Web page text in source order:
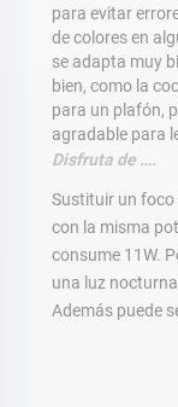
para evitar
de colores en
se adapta muy
bien, como la
para un plafón,
agradable para
Disfruta de ….
Sustituir un foco
con la misma
consume 11W.
una luz
Además puede